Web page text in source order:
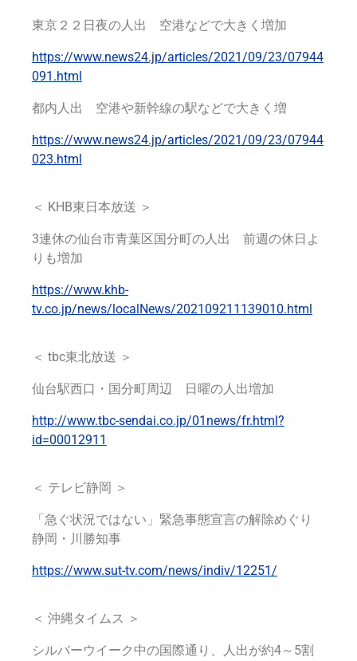
東京２２日夜の人出 空港などで大きく増加
https://www.news24.jp/articles/2021/09/23/07944
091.html
都内人出 空港や新幹線の駅などで大きく増
https://www.news24.jp/articles/2021/09/23/07944
023.html
＜ KHB東日本放送 ＞
3連休の仙台市青葉区国分町の人出 前週の休日よ
りも増加
https://www.khb-
tv.co.jp/news/localNews/202109211139010.html
＜ tbc東北放送 ＞
仙台駅西口・国分町周辺 日曜の人出増加
http://www.tbc-sendai.co.jp/01news/fr.html?
id=00012911
＜ テレビ静岡 ＞
「急ぐ状況ではない」緊急事態宣言の解除めぐり
静岡・川勝知事
https://www.sut-tv.com/news/indiv/12251/
＜ 沖縄タイムス ＞
シルバーウイーク中の国際通り、人出が約4～5割